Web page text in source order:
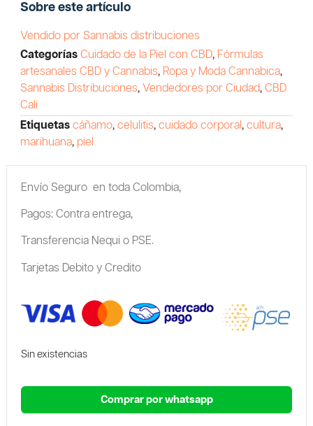
Sobre este artículo
Vendido por Sannabis distribuciones
Categorías Cuidado de la Piel con CBD, Fórmulas
artesanales CBD y Cannabis, Ropa y Moda Cannabica,
Sannabis Distribuciones, Vendedores por Ciudad, CBD
Cali
Etiquetas cáñamo, celulitis, cuidado corporal, cultura,
marihuana, piel
Envío Seguro en toda Colombia,
Pagos: Contra entrega,
Transferencia Nequi o PSE.
Tarjetas Debito y Credito
Sin existencias
Comprar por whatsapp